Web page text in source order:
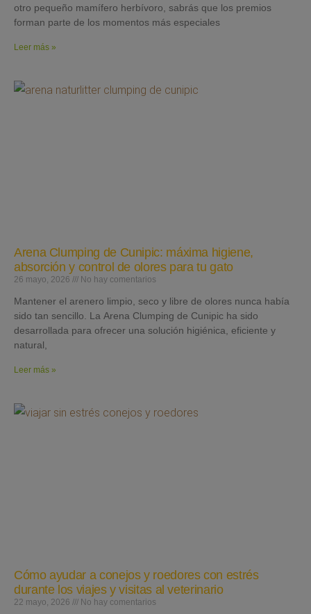
otro pequeño mamífero herbívoro, sabrás que los premios
forman parte de los momentos más especiales
Leer más »
Arena Clumping de Cunipic: máxima higiene,
absorción y control de olores para tu gato
26 mayo, 2026 No hay comentarios
Mantener el arenero limpio, seco y libre de olores nunca había
sido tan sencillo. La Arena Clumping de Cunipic ha sido
desarrollada para ofrecer una solución higiénica, eficiente y
natural,
Leer más »
Cómo ayudar a conejos y roedores con estrés
durante los viajes y visitas al veterinario
22 mayo, 2026 No hay comentarios